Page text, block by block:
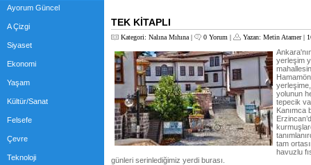
Ayorum Güncel
A Çizgi
Siyaset
Ekonomi
Yaşam
Kültür/Sanat
Felsefe
Çevre
Teknoloji
TEK KİTAPLI
Kategori: Nalına Mıhına | 0 Yorum | Yazan: Metin Atamer|
yerleşim
yolunun
tepecik
Kanımca
tam
havuzlu
günleri serinlediğimiz yerdi burası.